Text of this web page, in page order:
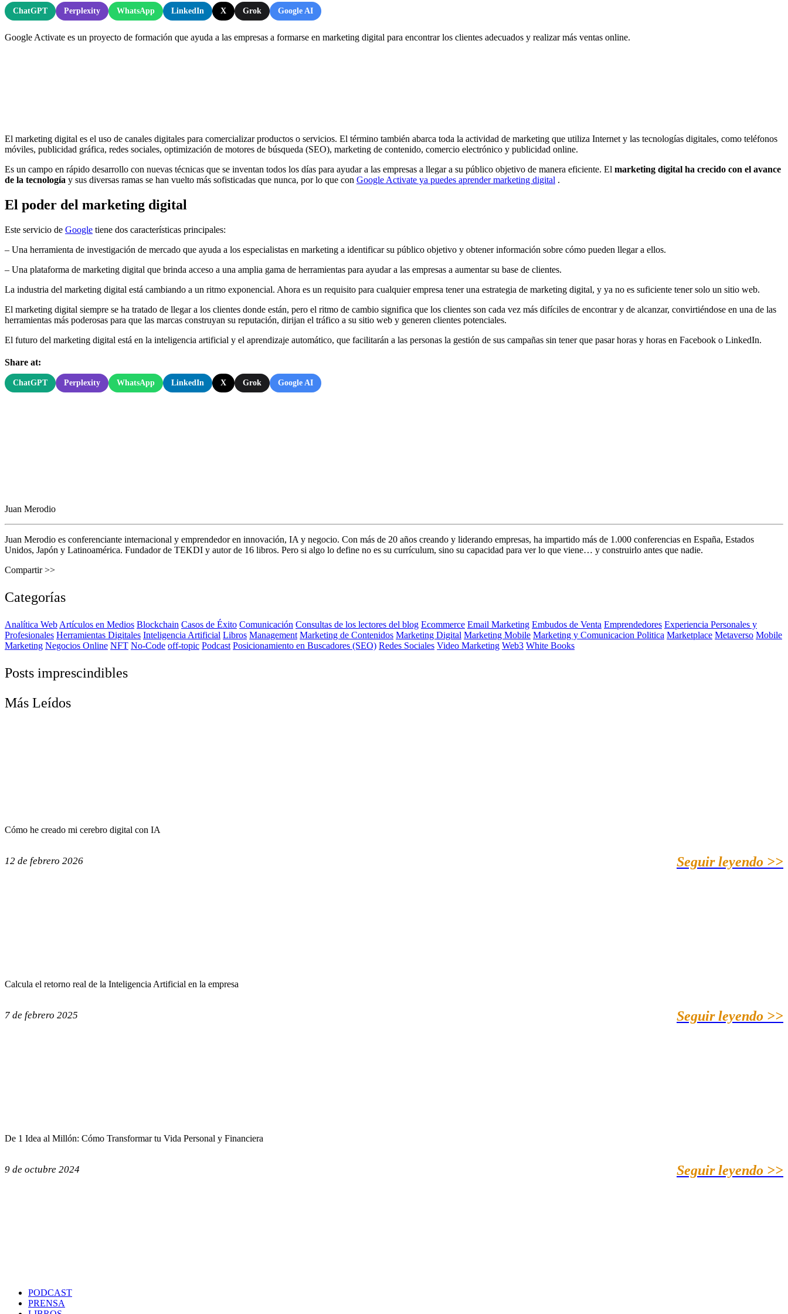
ChatGPT Perplexity WhatsApp LinkedIn X Grok Google AI
Google Activate es un proyecto de formación que ayuda a las empresas a formarse en marketing digital para encontrar los clientes adecuados y realizar más ventas online.
El marketing digital es el uso de canales digitales para comercializar productos o servicios. El término también abarca toda la actividad de marketing que utiliza Internet y las tecnologías digitales, como teléfonos
móviles, publicidad gráfica, redes sociales, optimización de motores de búsqueda (SEO), marketing de contenido, comercio electrónico y publicidad online.
Es un campo en rápido desarrollo con nuevas técnicas que se inventan todos los días para ayudar a las empresas a llegar a su público objetivo de manera eficiente. El marketing digital ha crecido con el avance
de la tecnología y sus diversas ramas se han vuelto más sofisticadas que nunca, por lo que con Google Activate ya puedes aprender marketing digital .
El poder del marketing digital
Este servicio de Google tiene dos características principales:
– Una herramienta de investigación de mercado que ayuda a los especialistas en marketing a identificar su público objetivo y obtener información sobre cómo pueden llegar a ellos.
– Una plataforma de marketing digital que brinda acceso a una amplia gama de herramientas para ayudar a las empresas a aumentar su base de clientes.
La industria del marketing digital está cambiando a un ritmo exponencial. Ahora es un requisito para cualquier empresa tener una estrategia de marketing digital, y ya no es suficiente tener solo un sitio web.
El marketing digital siempre se ha tratado de llegar a los clientes donde están, pero el ritmo de cambio significa que los clientes son cada vez más difíciles de encontrar y de alcanzar, convirtiéndose en una de las
herramientas más poderosas para que las marcas construyan su reputación, dirijan el tráfico a su sitio web y generen clientes potenciales.
El futuro del marketing digital está en la inteligencia artificial y el aprendizaje automático, que facilitarán a las personas la gestión de sus campañas sin tener que pasar horas y horas en Facebook o LinkedIn.
Share at:
ChatGPT Perplexity WhatsApp LinkedIn X Grok Google AI
Juan Merodio
Juan Merodio es conferenciante internacional y emprendedor en innovación, IA y negocio. Con más de 20 años creando y liderando empresas, ha impartido más de 1.000 conferencias en España, Estados
Unidos, Japón y Latinoamérica. Fundador de TEKDI y autor de 16 libros. Pero si algo lo define no es su currículum, sino su capacidad para ver lo que viene… y construirlo antes que nadie.
Compartir >>
Categorías
Analítica Web Artículos en Medios Blockchain Casos de Éxito Comunicación Consultas de los lectores del blog Ecommerce Email Marketing Embudos de Venta Emprendedores Experiencia Personales y
Profesionales Herramientas Digitales Inteligencia Artificial Libros Management Marketing de Contenidos Marketing Digital Marketing Mobile Marketing y Comunicacion Politica Marketplace Metaverso Mobile
Marketing Negocios Online NFT No-Code off-topic Podcast Posicionamiento en Buscadores (SEO) Redes Sociales Video Marketing Web3 White Books
Posts imprescindibles
Más Leídos
Cómo he creado mi cerebro digital con IA
12 de febrero 2026 Seguir leyendo >>
Calcula el retorno real de la Inteligencia Artificial en la empresa
7 de febrero 2025 Seguir leyendo >>
De 1 Idea al Millón: Cómo Transformar tu Vida Personal y Financiera
9 de octubre 2024 Seguir leyendo >>
PODCAST
PRENSA